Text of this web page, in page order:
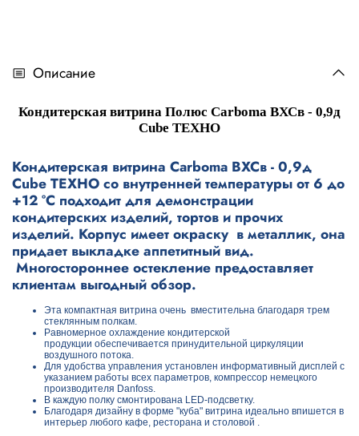
Описание
Кондитерская витрина Полюс Carboma ВХСв - 0,9д
Cube ТЕХНО
Кондитерская витрина Carboma ВХСв - 0,9д
Cube ТЕХНО со внутренней температуры от 6 до
+12 °С подходит для демонстрации
кондитерских изделий, тортов и прочих
изделий. Корпус имеет окраску в металлик, она
придает выкладке аппетитный вид.
Многостороннее остекление предоставляет
клиентам выгодный обзор.
Эта компактная витрина очень вместительна благодаря трем
стеклянным полкам.
Равномерное охлаждение кондитерской
продукции обеспечивается принудительной циркуляции
воздушного потока.
Для удобства управления установлен информативный дисплей с
указанием работы всех параметров, компрессор немецкого
производителя Danfoss.
В каждую полку смонтирована LED-подсветку.
Благодаря дизайну в форме "куба" витрина идеально впишется в
интерьер любого кафе, ресторана и столовой .